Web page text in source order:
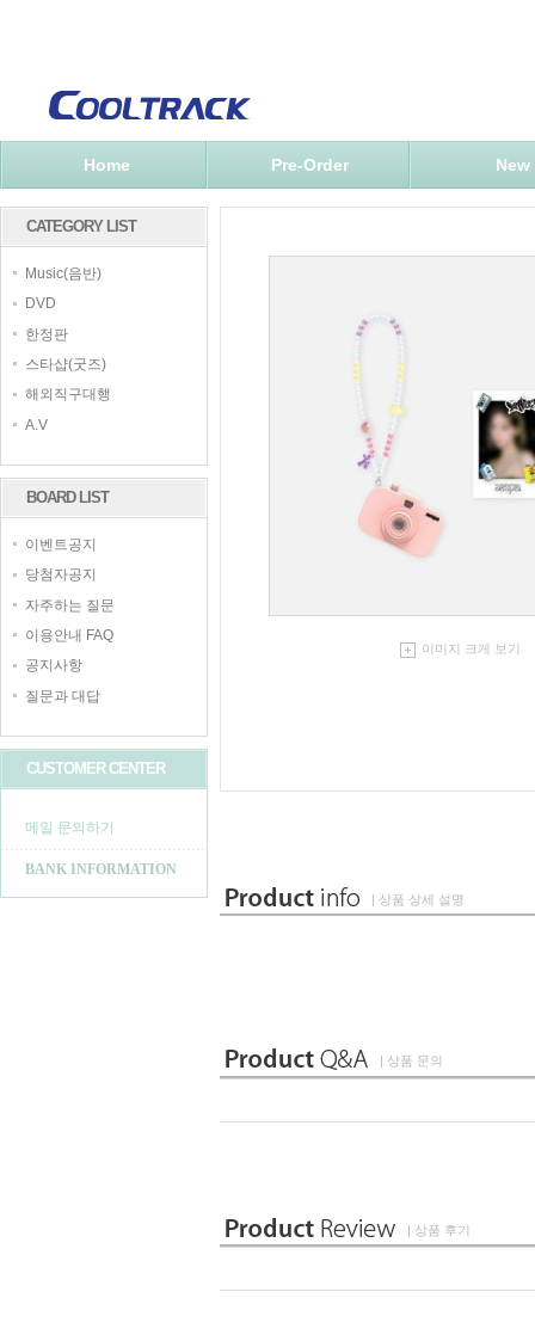
Home Pre-Order New
CATEGORY LIST
Music(음반)
DVD
한정판
스타샵(굿즈)
해외직구대행
A.V
BOARD LIST
이벤트공지
당첨자공지
자주하는 질문
이용안내 FAQ
공지사항
질문과 대답
CUSTOMER CENTER
메일 문의하기
BANK INFORMATION
이미지 크게 보기
| 상품 상세 설명
| 상품 문의
| 상품 후기